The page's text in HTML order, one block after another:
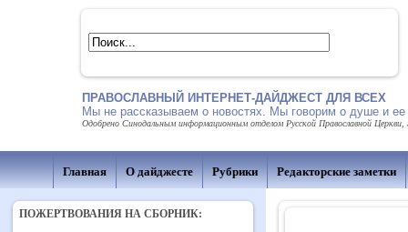
ПРАВОСЛАВНЫЙ ИНТЕРНЕТ-ДАЙДЖЕСТ ДЛЯ ВСЕХ
Мы не рассказываем о новостях. Мы говорим о душе и ее
Одобрено Синодальным информационным отделом Русской Православной
Главная О дайджесте Рубрики Редакторские заметки
ПОЖЕРТВОВАНИЯ НА СБОРНИК: